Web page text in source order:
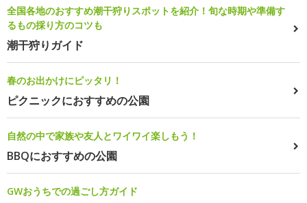
全国各地のおすすめ潮干狩りスポットを紹介！旬な時期や準備す
るもの採り方のコツも
潮干狩りガイド
春のお出かけにピッタリ！
ピクニックにおすすめの公園
自然の中で家族や友人とワイワイ楽しもう！
BBQにおすすめの公園
GWおうちでの過ごし方ガイド